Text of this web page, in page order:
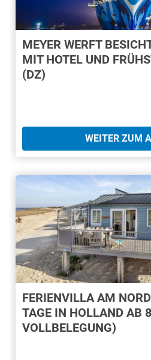
MEYER WERFT
MIT HOTEL UND
(DZ)
WEITER ZUM
FERIENVILLA AM
TAGE IN HOLLAND AB
VOLLBELEGUNG)